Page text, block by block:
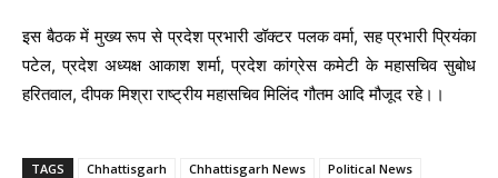
इस बैठक में मुख्य रूप से प्रदेश प्रभारी डॉक्टर पलक वर्मा, सह प्रभारी प्रियंका
पटेल, प्रदेश अध्यक्ष आकाश शर्मा, प्रदेश कांग्रेस कमेटी के महासचिव सुबोध
हरितवाल, दीपक मिश्रा राष्ट्रीय महासचिव मिलिंद गौतम आदि मौजूद रहे।।
TAGS Chhattisgarh Chhattisgarh News
Political News